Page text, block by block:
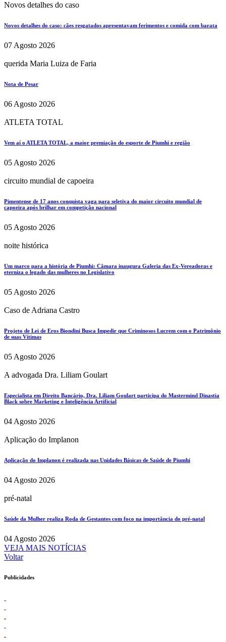
Novos detalhes do caso
Novos detalhes do caso: cães resgatados apresentavam ferimentos e comida com barata
07 Agosto 2026
querida Maria Luiza de Faria
Nota de Pesar
06 Agosto 2026
ATLETA TOTAL
Vem aí o ATLETA TOTAL, a maior premiação do esporte de Piumhi e região
05 Agosto 2026
circuito mundial de capoeira
Pimentense de 17 anos conquista vaga para seletiva do maior circuito mundial de
capoeira após brilhar em competição nacional
05 Agosto 2026
noite histórica
Um marco para a história de Piumhi: Câmara inaugura Galeria das Ex-Vereadoras e
eterniza o legado das mulheres no Legislativo
05 Agosto 2026
Caso de Adriana Castro
Projeto de Lei de Eros Biondini Busca Impedir que Criminosos Lucrem com o Patrimônio
de suas Vítimas
05 Agosto 2026
A advogada Dra. Liliam Goulart
Especialista em Direito Bancário, Dra. Liliam Goulart participa do Mastermind Dinastia
Black sobre Marketing e Inteligência Artificial
04 Agosto 2026
Aplicação do Implanon
Aplicação do Implanon é realizada nas Unidades Básicas de Saúde de Piumhi
04 Agosto 2026
pré-natal
Saúde da Mulher realiza Roda de Gestantes com foco na importância do pré-natal
04 Agosto 2026
VEJA MAIS NOTÍCIAS
Voltar
Publicidades